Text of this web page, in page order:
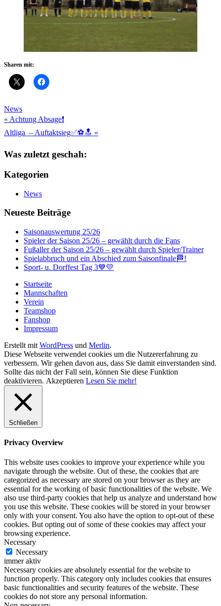
Sharen mit:
News
Beitragsnavigation
« Achtung Absage❗️
Altliga – Auftaktsieg✅️⚽️🔝 »
Was zuletzt geschah:
Kategorien
News
Neueste Beiträge
Saisonauswertung 25/26
Spieler der Saison 25/26 – gewählt durch die Fans
Fußaller der Saison 25/26 – gewählt durch Spieler/Trainer
Spielabbruch und ein Abschied zum Saisonfinale🏁!
Sport- u. Dorffest Tag 3💙💛
Startseite
Mannschaften
Verein
Teamshop
Fanshop
Impressum
Erstellt mit WordPress und Merlin.
Diese Webseite verwendet cookies um die Nutzererfahrung zu
verbessern. Wir gehen davon aus, dass Sie damit einverstanden sind.
Sollte das nicht der Fall sein, können Sie diese Funktion
deaktivieren. Akzeptieren Lesen Sie mehr!
Schließen
Privacy Overview
This website uses cookies to improve your experience while you
navigate through the website. Out of these, the cookies that are
categorized as necessary are stored on your browser as they are
essential for the working of basic functionalities of the website. We
also use third-party cookies that help us analyze and understand how
you use this website. These cookies will be stored in your browser
only with your consent. You also have the option to opt-out of these
cookies. But opting out of some of these cookies may affect your
browsing experience.
Necessary
Necessary
immer aktiv
Necessary cookies are absolutely essential for the website to
function properly. This category only includes cookies that ensures
basic functionalities and security features of the website. These
cookies do not store any personal information.